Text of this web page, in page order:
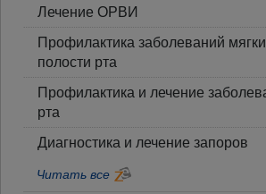
Лечение ОРВИ
Профилактика заболеваний
полости рта
Профилактика и лечение
рта
Диагностика и лечение запоров
Читать все